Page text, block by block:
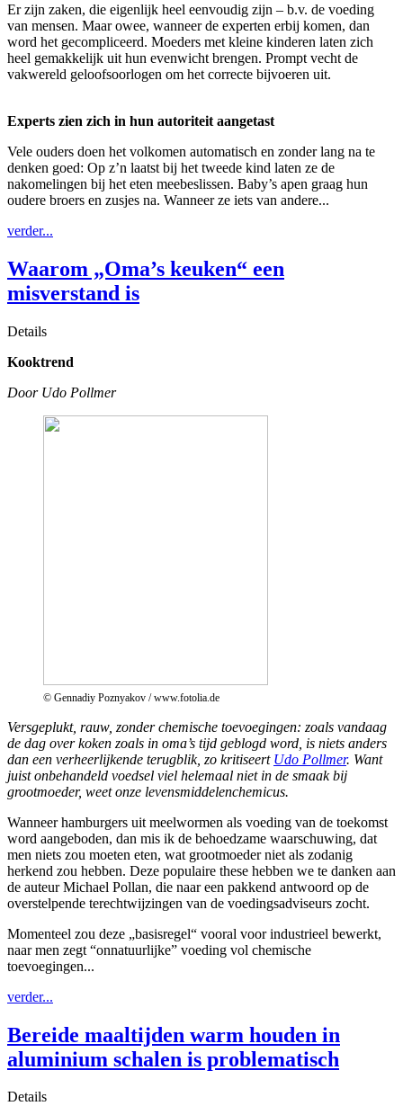
Er zijn zaken, die eigenlijk heel eenvoudig zijn – b.v. de voeding
van mensen. Maar owee, wanneer de experten erbij komen, dan
word het gecompliceerd. Moeders met kleine kinderen laten zich
heel gemakkelijk uit hun evenwicht brengen. Prompt vecht de
vakwereld geloofsoorlogen om het correcte bijvoeren uit.
Experts zien zich in hun autoriteit aangetast
Vele ouders doen het volkomen automatisch en zonder lang na te
denken goed: Op z’n laatst bij het tweede kind laten ze de
nakomelingen bij het eten meebeslissen. Baby’s apen graag hun
oudere broers en zusjes na. Wanneer ze iets van andere...
verder...
Waarom „Oma’s keuken“ een
misverstand is
Details
Kooktrend
Door Udo Pollmer
© Gennadiy Poznyakov / www.fotolia.de
Versgeplukt, rauw, zonder chemische toevoegingen: zoals vandaag
de dag over koken zoals in oma’s tijd geblogd word, is niets anders
dan een verheerlijkende terugblik, zo kritiseert Udo Pollmer. Want
juist onbehandeld voedsel viel helemaal niet in de smaak bij
grootmoeder, weet onze levensmiddelenchemicus.
Wanneer hamburgers uit meelwormen als voeding van de toekomst
word aangeboden, dan mis ik de behoedzame waarschuwing, dat
men niets zou moeten eten, wat grootmoeder niet als zodanig
herkend zou hebben. Deze populaire these hebben we te danken aan
de auteur Michael Pollan, die naar een pakkend antwoord op de
overstelpende terechtwijzingen van de voedingsadviseurs zocht.
Momenteel zou deze „basisregel“ vooral voor industrieel bewerkt,
naar men zegt “onnatuurlijke” voeding vol chemische
toevoegingen...
verder...
Bereide maaltijden warm houden in
aluminium schalen is problematisch
Details